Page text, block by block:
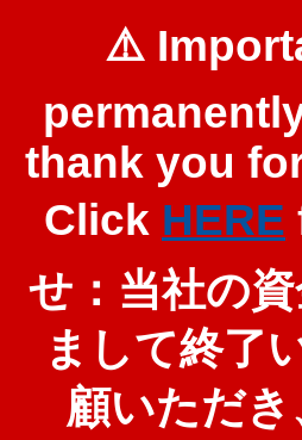
⚠️
thank you
Click HERE
せ：当社の
まして終了
顧いただ